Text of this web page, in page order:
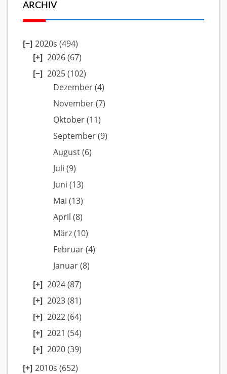
ARCHIV
2020s (494)
2026(67)
2025(102)
Dezember(4)
November(7)
Oktober(11)
September(9)
August(6)
Juli (9)
Juni (13)
Mai (13)
April (8)
März(10)
Februar(4)
Januar(8)
2024(87)
2023(81)
2022(64)
2021 (54)
2020(39)
2010s (652)